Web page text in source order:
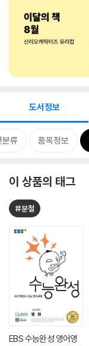
도서정보
분류 품목정보
이 상품의 태그
#분철
EBS 수능완성 영어영